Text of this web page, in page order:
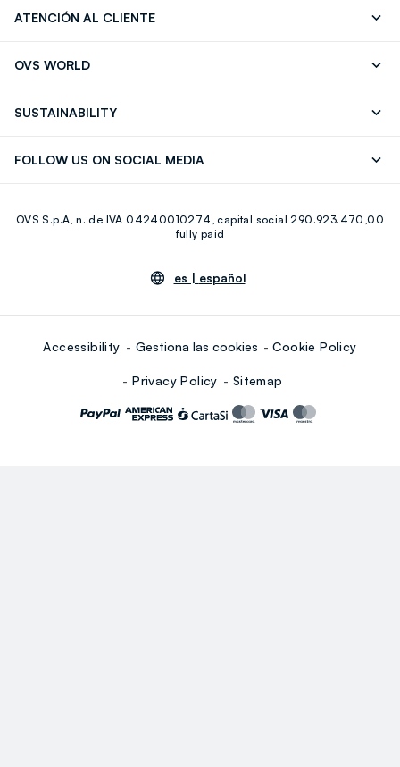
ATENCIÓN AL CLIENTE
OVS WORLD
SUSTAINABILITY
FOLLOW US ON SOCIAL MEDIA
Youtube Linkedin
OVS S.p.A, n. de IVA 04240010274, capital social 290.923.470,00
fully paid
es | español
Accessibility Gestiona las cookies Cookie Policy
Privacy Policy Sitemap